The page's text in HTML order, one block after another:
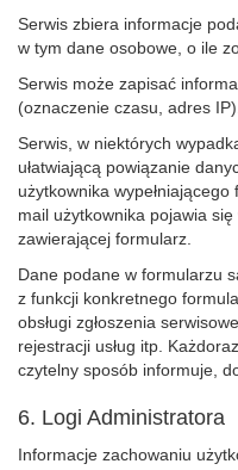
Serwis zbiera informacje
w tym dane osobowe, o ile
Serwis może zapisać
(oznaczenie czasu, adres IP).
Serwis, w niektórych
ułatwiającą powiązanie
użytkownika
mail użytkownika pojawia
zawierającej formularz.
Dane podane w formularzu
z funkcji konkretnego
obsługi zgłoszenia
rejestracji usług itp.
czytelny sposób informuje,
6. Logi Administratora
Informacje zachowaniu